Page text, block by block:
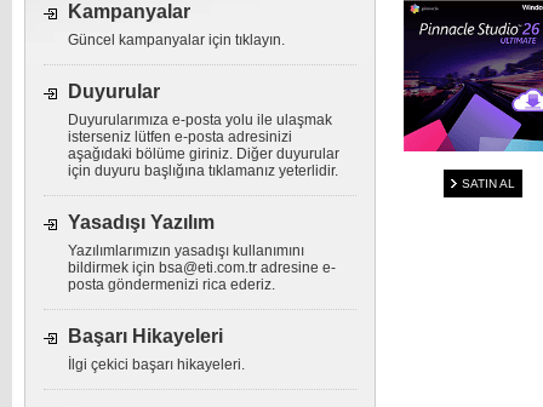
SATIN AL
Kampanyalar
Güncel kampanyalar için tıklayın.
Duyurular
Duyurularımıza e-posta yolu ile ulaşmak
isterseniz lütfen e-posta adresinizi
aşağıdaki bölüme giriniz. Diğer duyurular
için duyuru başlığına tıklamanız yeterlidir.
Yasadışı Yazılım
Yazılımlarımızın yasadışı kullanımını
bildirmek için bsa@eti.com.tr adresine e-
posta göndermenizi rica ederiz.
Başarı Hikayeleri
İlgi çekici başarı hikayeleri.